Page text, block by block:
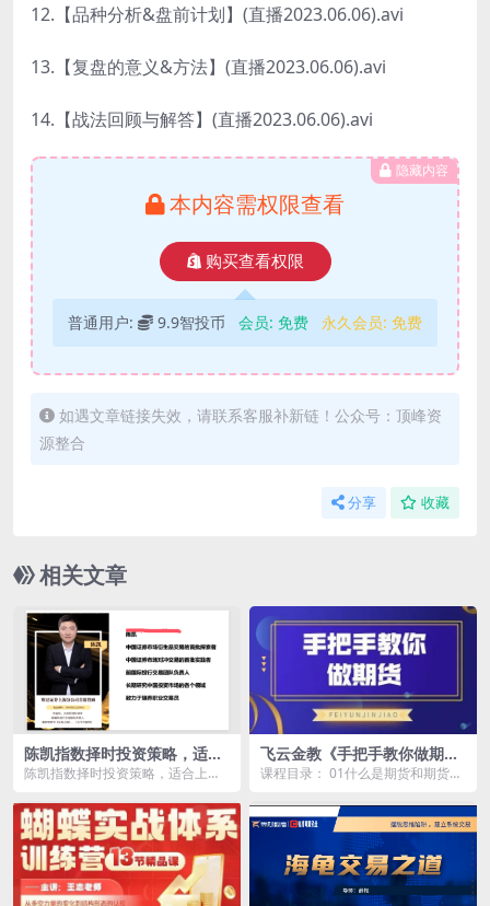
12.【品种分析&盘前计划】(直播2023.06.06).avi
13.【复盘的意义&方法】(直播2023.06.06).avi
14.【战法回顾与解答】(直播2023.06.06).avi
隐藏内容
本内容需权限查看
购买查看权限
普通用户: 9.9智投币 会员: 免费 永久会员: 免费
如遇文章链接失效，请联系客服补新链！公众号：顶峰资
源整合
分享 收藏
相关文章
陈凯指数择时投资策略，适合
上班族的投资工具
陈凯指数择时投资策略，适合上班
录：...
飞云金教《手把手教你做期
货》
课程目录： 01什么是期货和期货合
么是保证金...